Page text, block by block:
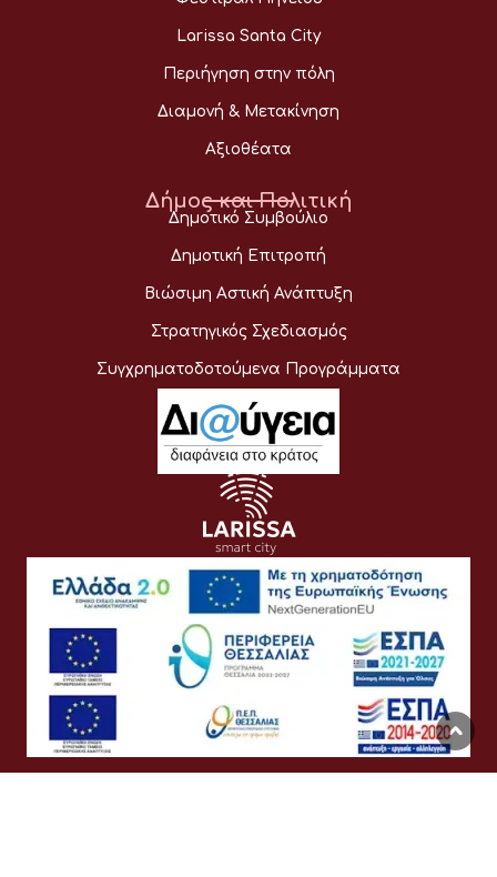
Larissa Santa City
Περιήγηση στην πόλη
Διαμονή & Μετακίνηση
Αξιοθέατα
Δήμος και Πολιτική
Δημοτικό Συμβούλιο
Δημοτική Επιτροπή
Βιώσιμη Αστική Ανάπτυξη
Στρατηγικός Σχεδιασμός
Συγχρηματοδοτούμενα Προγράμματα